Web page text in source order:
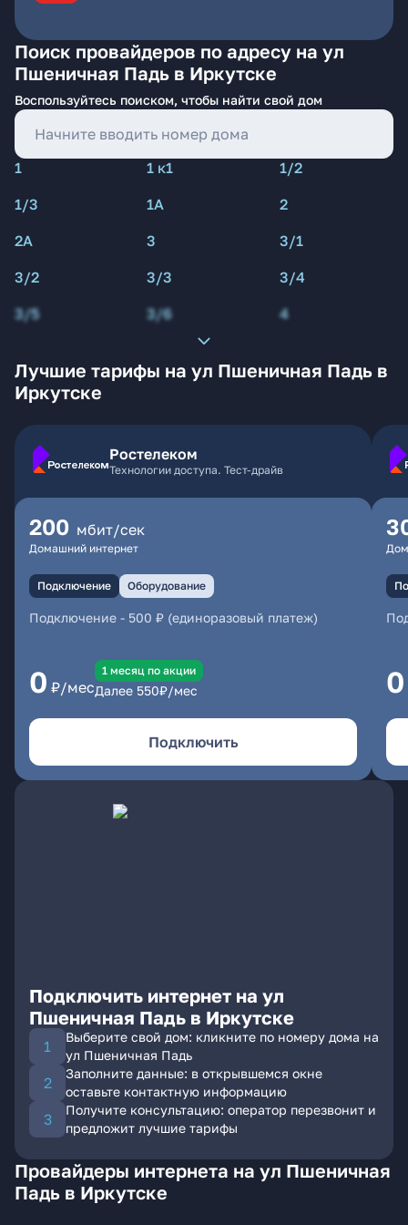
Поиск провайдеров по адресу на ул
Пшеничная Падь в Иркутске
Воспользуйтесь поиском, чтобы найти свой дом
1 1 к1
1/2
1/3
1А
2
2А
3
3/1
3/2
3/3
3/4
3/5
3/6 4
Лучшие тарифы на ул Пшеничная Падь в
Иркутске
Ростелеком
Технологии доступа. Тест-драйв
200 мбит/сек
Домашний интернет
Подключение Оборудование
Подключение - 500 ₽ (единоразовый платеж)
0 ₽/мес
1 месяц по акции
Далее 550₽/мес
Подключить
0
Подключить интернет на ул
Пшеничная Падь в Иркутске
Выберите свой дом: кликните по номеру дома на
ул Пшеничная Падь
Заполните данные: в открывшемся окне
оставьте контактную информацию
Получите консультацию: оператор перезвонит и
предложит лучшие тарифы
Провайдеры интернета на ул Пшеничная
Падь в Иркутске